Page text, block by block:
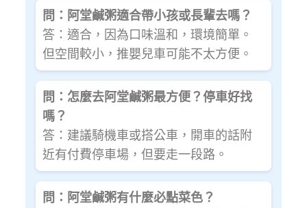
問：阿堂鹹粥適合帶小孩或長輩去嗎？
答：適合，因為口味溫和，環境簡單。
但空間較小，推嬰兒車可能不太方便。
問：怎麼去阿堂鹹粥最方便？停車好找
嗎？
答：建議騎機車或搭公車，開車的話附
近有付費停車場，但要走一段路。
問：阿堂鹹粥有什麼必點菜色？